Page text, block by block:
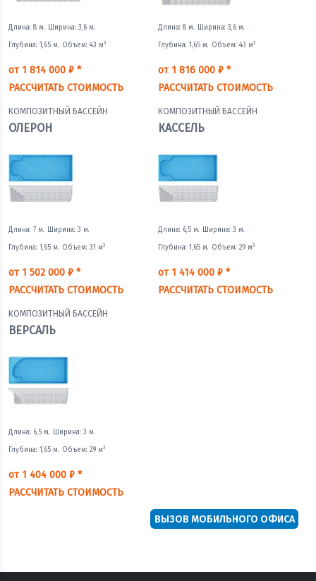
Длина: 8 м. Ширина: 3,6 м.
Глубина: 1,65 м. Объем: 43 м3
от 1 814 000 ₽ *
РАССЧИТАТЬ СТОИМОСТЬ
Длина: 8 м. Ширина: 3,6 м.
Глубина: 1,65 м. Объем: 43 м3
от 1 816 000 ₽ *
РАССЧИТАТЬ СТОИМОСТЬ
КОМПОЗИТНЫЙ БАССЕЙН
ОЛЕРОН
Длина: 7 м. Ширина: 3 м.
Глубина: 1,65 м. Объем: 31 м3
от 1 502 000 ₽ *
РАССЧИТАТЬ СТОИМОСТЬ
КОМПОЗИТНЫЙ БАССЕЙН
КАССЕЛЬ
Длина: 6,5 м. Ширина: 3 м.
Глубина: 1,65 м. Объем: 29 м3
от 1 414 000 ₽ *
РАССЧИТАТЬ СТОИМОСТЬ
КОМПОЗИТНЫЙ БАССЕЙН
ВЕРСАЛЬ
Длина: 6,5 м. Ширина: 3 м.
Глубина: 1,65 м. Объем: 29 м3
от 1 404 000 ₽ *
РАССЧИТАТЬ СТОИМОСТЬ
ВЫЗОВ МОБИЛЬНОГО ОФИСА